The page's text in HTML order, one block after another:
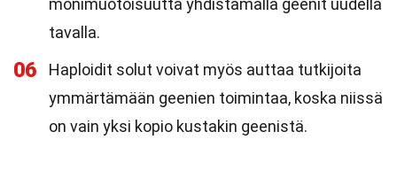
monimuotoisuutta yhdistämällä geenit uudella
tavalla.
06
Haploidit solut voivat myös auttaa tutkijoita
ymmärtämään geenien toimintaa, koska niissä
on vain yksi kopio kustakin geenistä.